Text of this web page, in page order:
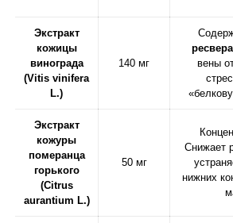
Экстракт
кожицы
винограда
(Vitis vinifera
L.)
140 мг
вены
Экстракт
кожуры
померанца
горького
(Citrus
aurantium L.)
50 мг
Снижает
нижних